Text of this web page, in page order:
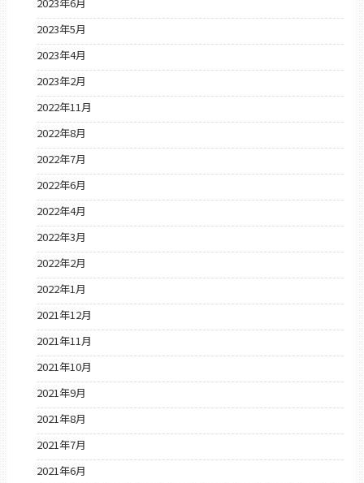
2023年5月
2023年4月
2023年2月
2022年11月
2022年8月
2022年7月
2022年6月
2022年4月
2022年3月
2022年2月
2022年1月
2021年12月
2021年11月
2021年10月
2021年9月
2021年8月
2021年7月
2021年6月